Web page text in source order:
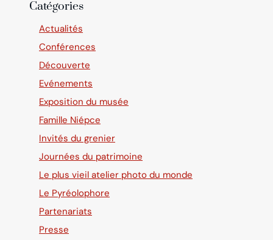
Catégories
Actualités
Conférences
Découverte
Evénements
Exposition du musée
Famille Niépce
Invités du grenier
Journées du patrimoine
Le plus vieil atelier photo du monde
Le Pyréolophore
Partenariats
Presse